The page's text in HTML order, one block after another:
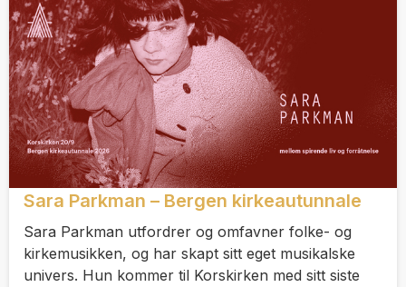
Sara Parkman – Bergen kirkeautunnale
Sara Parkman utfordrer og omfavner folke- og
kirkemusikken, og har skapt sitt eget musikalske
univers. Hun kommer til Korskirken med sitt siste